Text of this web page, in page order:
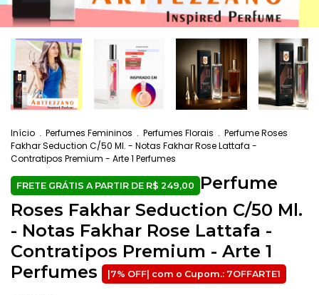
Início . Perfumes Femininos . Perfumes Florais . Perfume Roses
Fakhar Seduction C/50 Ml. - Notas Fakhar Rose Lattafa -
Contratipos Premium - Arte 1 Perfumes
Perfume
Roses Fakhar Seduction C/50 Ml.
- Notas Fakhar Rose Lattafa -
Contratipos Premium - Arte 1
Perfumes